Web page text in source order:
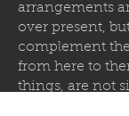
arrangements
over present,
complement
from here to
things, are not